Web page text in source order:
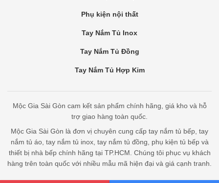
Phụ kiện nội thất
Tay Nắm Tủ Inox
Tay Nắm Tủ Đồng
Tay Nắm Tủ Hợp Kim
Mộc Gia Sài Gòn cam kết sản phẩm chính hãng, giá kho và hỗ
trợ giao hàng toàn quốc.
Mộc Gia Sài Gòn là đơn vị chuyên cung cấp tay nắm tủ bếp, tay
nắm tủ áo, tay nắm tủ inox, tay nắm tủ đồng, phụ kiện tủ bếp và
thiết bị nhà bếp chính hãng tại TP.HCM. Chúng tôi phục vụ khách
hàng trên toàn quốc với nhiều mẫu mã hiện đại và giá cạnh tranh.